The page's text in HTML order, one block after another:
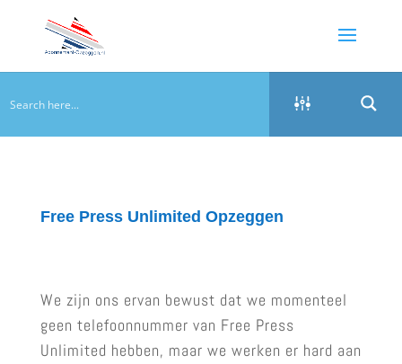
Free Press Unlimited Opzeggen
We zijn ons ervan bewust dat we momenteel
geen telefoonnummer van Free Press
Unlimited hebben, maar we werken er hard aan